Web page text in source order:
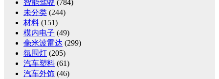
智能驾驶 (784)
未分类 (244)
材料 (151)
模内电子 (49)
毫米波雷达 (299)
氛围灯 (205)
汽车塑料 (61)
汽车外饰 (46)